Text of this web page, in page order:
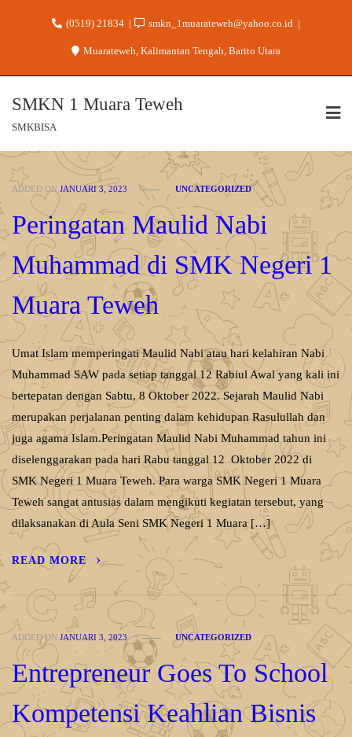
(0519) 21834 smkn_1muarateweh@yahoo.co.id
Muarateweh, Kalimantan Tengah, Barito Utara
SMKN 1 Muara Teweh
SMKBISA
ADDED ONJANUARI 3, 2023 UNCATEGORIZED
Peringatan Maulid Nabi
Muhammad di SMK Negeri 1
Muara Teweh
Umat Islam memperingati Maulid Nabi atau hari kelahiran Nabi
Muhammad SAW pada setiap tanggal 12 Rabiul Awal yang kali ini
bertepatan dengan Sabtu, 8 Oktober 2022. Sejarah Maulid Nabi
merupakan perjalanan penting dalam kehidupan Rasulullah dan
juga agama Islam.Peringatan Maulid Nabi Muhammad tahun ini
diselenggarakan pada hari Rabu tanggal 12 Oktober 2022 di
SMK Negeri 1 Muara Teweh. Para warga SMK Negeri 1 Muara
Teweh sangat antusias dalam mengikuti kegiatan tersebut, yang
dilaksanakan di Aula Seni SMK Negeri 1 Muara […]
READ MORE
ADDED ONJANUARI 3, 2023 UNCATEGORIZED
Entrepreneur Goes To School
Kompetensi Keahlian Bisnis